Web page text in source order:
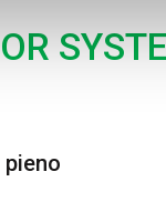
pieno